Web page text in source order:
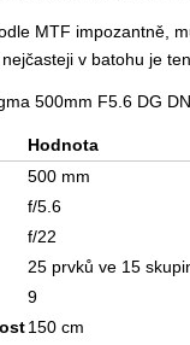
MTF impozantně,
v batohu je
500mm F5.6 DG
Hodnota
500 mm
f/5.6
f/22
25 prvků ve 15
9
150 cm